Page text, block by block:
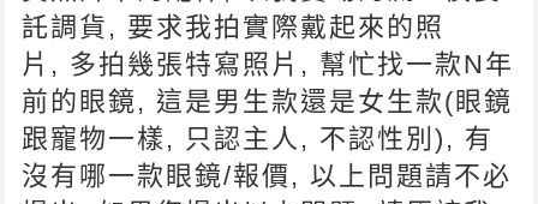
託調貨, 要求我拍實際戴起來的照
片, 多拍幾張特寫照片, 幫忙找一款N年
前的眼鏡, 這是男生款還是女生款(眼鏡
跟寵物一樣, 只認主人, 不認性別), 有
沒有哪一款眼鏡/報價, 以上問題請不必